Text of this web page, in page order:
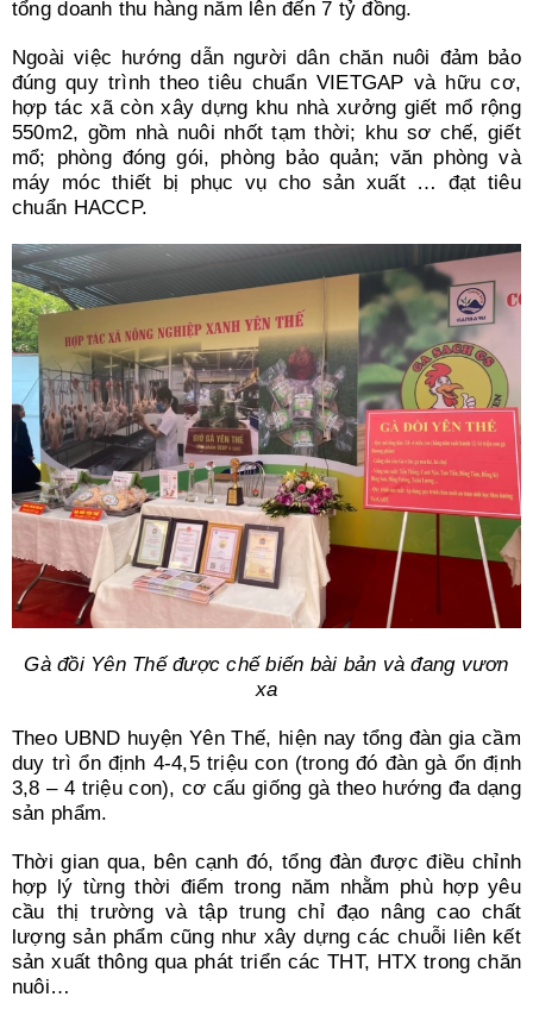
tổng doanh thu hàng năm lên đến 7 tỷ đồng.
Ngoài việc hướng dẫn người dân chăn nuôi đảm bảo
đúng quy trình theo tiêu chuẩn VIETGAP và hữu cơ,
hợp tác xã còn xây dựng khu nhà xưởng giết mổ rộng
550m2, gồm nhà nuôi nhốt tạm thời; khu sơ chế, giết
mổ; phòng đóng gói, phòng bảo quản; văn phòng và
máy móc thiết bị phục vụ cho sản xuất … đạt tiêu
chuẩn HACCP.
Gà đồi Yên Thế được chế biến bài bản và đang vươn
xa
Theo UBND huyện Yên Thế, hiện nay tổng đàn gia cầm
duy trì ổn định 4-4,5 triệu con (trong đó đàn gà ổn định
3,8 – 4 triệu con), cơ cấu giống gà theo hướng đa dạng
sản phẩm.
Thời gian qua, bên cạnh đó, tổng đàn được điều chỉnh
hợp lý từng thời điểm trong năm nhằm phù hợp yêu
cầu thị trường và tập trung chỉ đạo nâng cao chất
lượng sản phẩm cũng như xây dựng các chuỗi liên kết
sản xuất thông qua phát triển các THT, HTX trong chăn
nuôi…